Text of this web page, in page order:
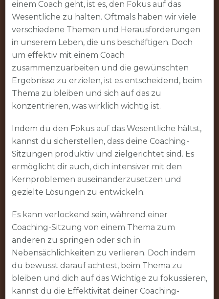
einem Coach geht, ist es, den Fokus auf das
Wesentliche zu halten. Oftmals haben wir viele
verschiedene Themen und Herausforderungen
in unserem Leben, die uns beschäftigen. Doch
um effektiv mit einem Coach
zusammenzuarbeiten und die gewünschten
Ergebnisse zu erzielen, ist es entscheidend, beim
Thema zu bleiben und sich auf das zu
konzentrieren, was wirklich wichtig ist.
Indem du den Fokus auf das Wesentliche hältst,
kannst du sicherstellen, dass deine Coaching-
Sitzungen produktiv und zielgerichtet sind. Es
ermöglicht dir auch, dich intensiver mit den
Kernproblemen auseinanderzusetzen und
gezielte Lösungen zu entwickeln.
Es kann verlockend sein, während einer
Coaching-Sitzung von einem Thema zum
anderen zu springen oder sich in
Nebensächlichkeiten zu verlieren. Doch indem
du bewusst darauf achtest, beim Thema zu
bleiben und dich auf das Wichtige zu fokussieren,
kannst du die Effektivität deiner Coaching-